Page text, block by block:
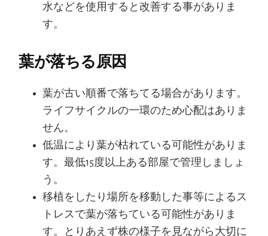
水などを使用すると改善する事がありま
す。
葉が落ちる原因
葉が古い順番で落ちてる場合があります。
ライフサイクルの一環のため心配はありま
せん。
低温により葉が枯れている可能性がありま
す。最低15度以上ある部屋で管理しましょ
う。
移植をしたり場所を移動した事等によるス
トレスで葉が落ちている可能性がありま
す。とりあえず株の様子を見ながら大切に